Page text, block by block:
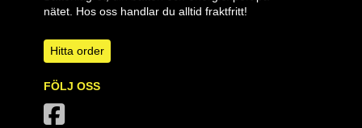
nätet. Hos oss handlar du alltid fraktfritt!
Hitta order
FÖLJ OSS